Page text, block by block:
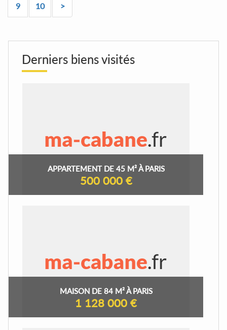
9 10 >
Derniers biens visités
APPARTEMENT DE 45 M² À PARIS
500 000 €
MAISON DE 84 M² À PARIS
1 128 000 €